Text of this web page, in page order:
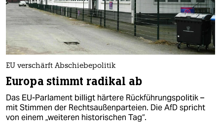
EU verschärft Abschiebepolitik
Europa stimmt radikal ab
Das EU-Parlament billigt härtere Rückführungspolitik –
mit Stimmen der Rechtsaußenparteien. Die AfD spricht
von einem „weiteren historischen Tag“.